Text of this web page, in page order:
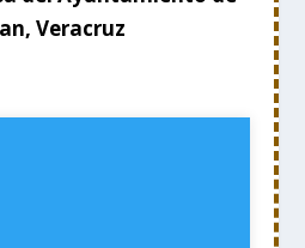
Veracruz